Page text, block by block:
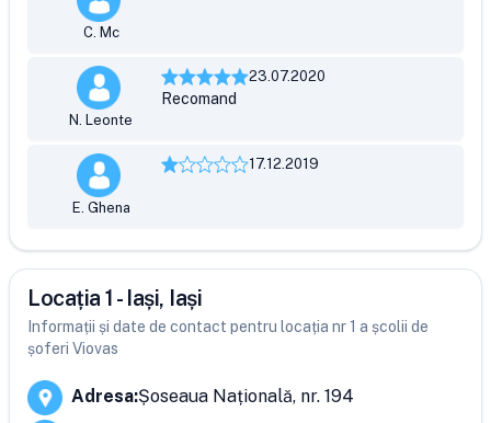
C. Mc
N. Leonte
23.07.2020
Recomand
E. Ghena
17.12.2019
Locația 1 - Iași, Iași
Informații și date de contact pentru locația nr 1 a școlii de
șoferi Viovas
Adresa:Șoseaua Națională, nr. 194